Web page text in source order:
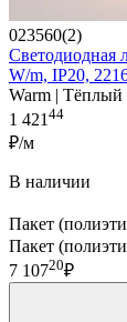
023560(2)
Светодиодная
W/m, IP20,
Warm | Тёплый
1 42144
₽/м
В наличии
Пакет
Пакет
7 10720₽